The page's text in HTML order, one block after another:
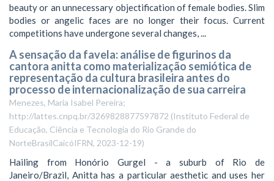
beauty or an unnecessary objectification of female bodies. Slim
bodies or angelic faces are no longer their focus. Current
competitions have undergone several changes, ...
A sensação da favela: análise de figurinos da
cantora anitta como materialização semiótica de
representação da cultura brasileira antes do
processo de internacionalização de sua carreira
Menezes, Maria Isabel Pereira;
http://lattes.cnpq.br/3269828877597872 (Instituto Federal de
Educação, Ciência e Tecnologia do Rio Grande do
NorteBrasilCaicóIFRN, 2023-12-19)
Hailing from Honório Gurgel - a suburb of Rio de
Janeiro/Brazil, Anitta has a particular aesthetic and uses her